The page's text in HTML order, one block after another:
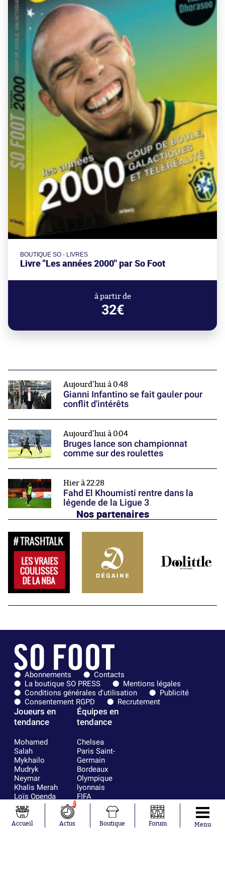
BOUTIQUE SO - LIVRES
Livre "Les années 2000" par So Foot
à partir de
32€
Aujourd'hui à 0:48
Gianni Infantino se fait gauler pour
conflit d'intérêts
Aujourd'hui à 0:04
Bruges lance son championnat
comme sur des roulettes
Hier à 22:28
Fahd El Khoumisti rentre dans la
légende de la Ligue 3
Nos partenaires
Abonnements
Contacts
La boutique SO PRESS
Mentions légales
Conditions générales d'utilisation
Publicité
Consentement RGPD
Recrutement
Joueurs en
tendance
Mohamed
Salah
Mykhailo
Mudryk
Neymar
Khalis Merah
Loïs Openda
Moussa
Niakhaté
Nicolás
Équipes en
tendance
Chelsea
Paris Saint-
Germain
Bordeaux
Olympique
lyonnais
FIFA
Real Madrid
RC Strasbourg
AC Milan
Accueil
2
Actus Boutique Forum Menu